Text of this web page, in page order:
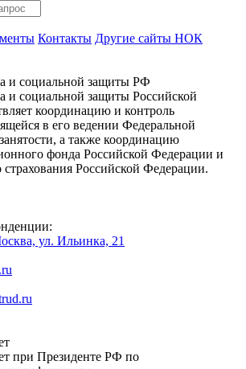
Контакты Другие сайты НОК
и социальной защиты РФ
и социальной защиты Российской
координацию и контроль
в его ведении Федеральной
а также координацию
фонда Российской Федерации и
Российской Федерации.
ул. Ильинка, 21
при Президенте РФ по